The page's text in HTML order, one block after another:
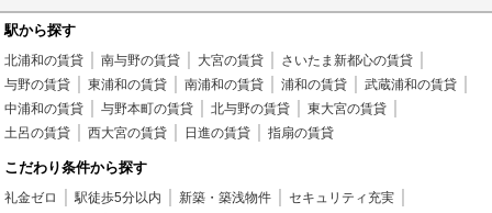
駅から探す
北浦和の賃貸 南与野の賃貸 大宮の賃貸
さいたま新都心の賃貸
与野の賃貸
東浦和の賃貸 南浦和の賃貸 浦和の賃貸
武蔵浦和の賃貸
中浦和の賃貸
与野本町の賃貸 北与野の賃貸
東大宮の賃貸
土呂の賃貸
西大宮の賃貸 日進の賃貸 指扇の賃貸
こだわり条件から探す
礼金ゼロ 駅徒歩5分以内 新築・築浅物件
セキュリティ充実